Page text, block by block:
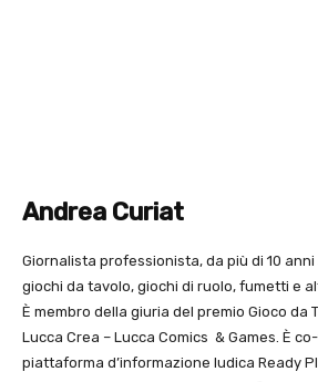
Andrea Curiat
Giornalista professionista, da più di 10 anni
giochi da tavolo, giochi di ruolo, fumetti e
È membro della giuria del premio Gioco da
Lucca Crea – Lucca Comics & Games. È
piattaforma d’informazione ludica Ready